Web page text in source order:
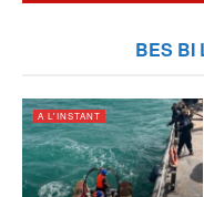
BES BI
A L'INSTANT